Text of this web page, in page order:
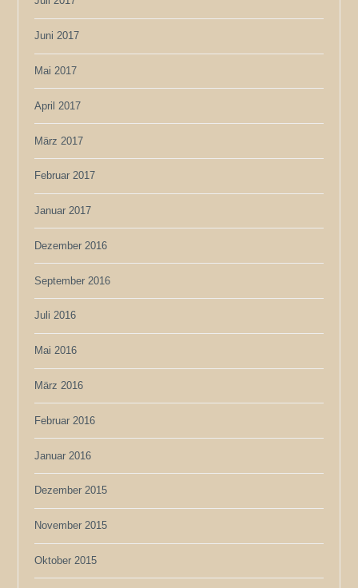
Juni 2017
Mai 2017
April 2017
März 2017
Februar 2017
Januar 2017
Dezember 2016
September 2016
Juli 2016
Mai 2016
März 2016
Februar 2016
Januar 2016
Dezember 2015
November 2015
Oktober 2015